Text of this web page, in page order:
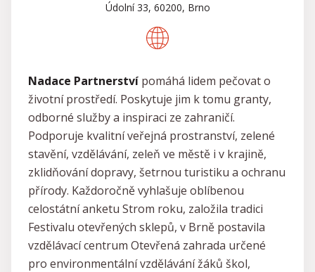
Údolní 33, 60200, Brno
Nadace Partnerství pomáhá lidem pečovat o
životní prostředí. Poskytuje jim k tomu granty,
odborné služby a inspiraci ze zahraničí.
Podporuje kvalitní veřejná prostranství, zelené
stavění, vzdělávání, zeleň ve městě i v krajině,
zklidňování dopravy, šetrnou turistiku a ochranu
přírody. Každoročně vyhlašuje oblíbenou
celostátní anketu Strom roku, založila tradici
Festivalu otevřených sklepů, v Brně postavila
vzdělávací centrum Otevřená zahrada určené
pro environmentální vzdělávání žáků škol,